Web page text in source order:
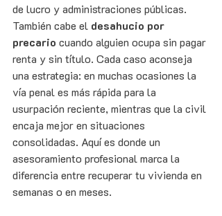
de lucro y administraciones públicas.
También cabe el desahucio por
precario cuando alguien ocupa sin pagar
renta y sin título. Cada caso aconseja
una estrategia: en muchas ocasiones la
vía penal es más rápida para la
usurpación reciente, mientras que la civil
encaja mejor en situaciones
consolidadas. Aquí es donde un
asesoramiento profesional marca la
diferencia entre recuperar tu vivienda en
semanas o en meses.